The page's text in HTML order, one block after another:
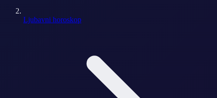
Ljubavni horoskop